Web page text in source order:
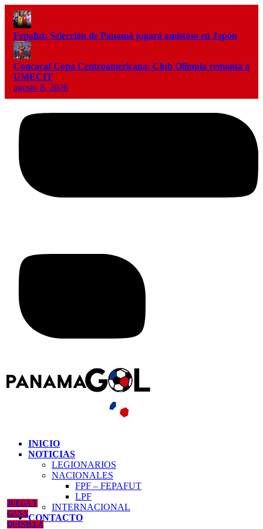
Fepafut: Selección de Panamá jugará amistoso en Japón
Concacaf Copa Centroamericana: Club Olimpia remonta a
UMECIT
agosto 8, 2026
INICIO
NOTICIAS
LEGIONARIOS
NACIONALES
FPF – FEPAFUT
LPF
INTERNACIONAL
CONTACTO
JUEGA Y
GANA
QUINIELA